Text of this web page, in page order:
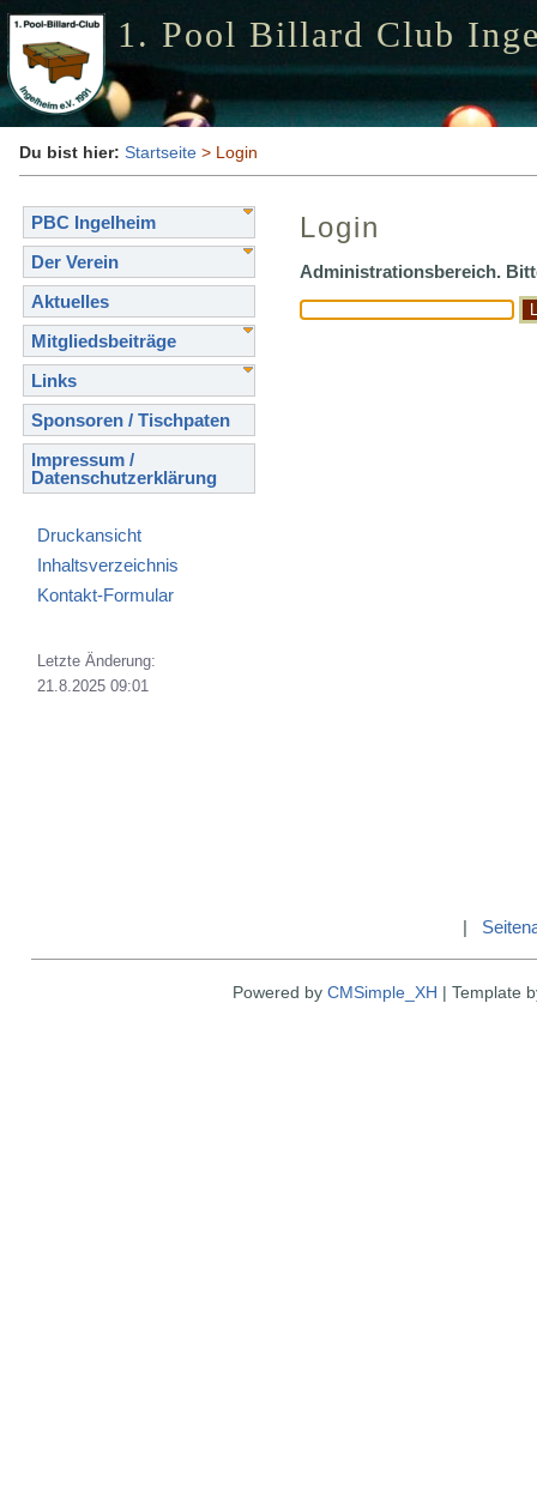
1. Pool Billard Club
Du bist hier: Startseite > Login
PBC Ingelheim
Der Verein
Aktuelles
Mitgliedsbeiträge
Links
Sponsoren / Tischpaten
Impressum /
Datenschutzerklärung
Druckansicht
Inhaltsverzeichnis
Kontakt-Formular
Letzte Änderung:
21.8.2025 09:01
Login
Administrationsbereich.
|
Powered by CMSimple_XH | Template